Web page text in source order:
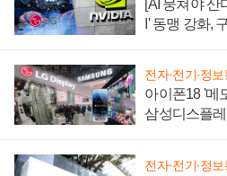
[AI 뭉쳐야 산
I' 동맹 강화,
전자·전기·정
아이폰18 '메
삼성디스플
전자·전기·정